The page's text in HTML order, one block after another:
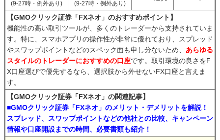
(9-27時・例外あり) (9-27時・例外あり)
【GMOクリック証券「FXネオ」のおすすめポイント】
機能性の高い取引ツールが、多くのトレーダーから支持されていま
す。特に、スマホアプリの操作性が非常に優れており、スプレッド
やスワップポイントなどのスペック面も申し分ないため、 あらゆる
スタイルのトレーダーにおすすめの口座です。取引環境の良さをF
X口座選びで優先するなら、選択肢から外せないFX口座と言えま
す。
【GMOクリック証券「FXネオ」の関連記事】
■GMOクリック証券「FXネオ」のメリット・デメリットを解説！
スプレッド、スワップポイントなどの他社との比較、キャンペーン
情報や口座開設までの時間、必要書類も紹介！